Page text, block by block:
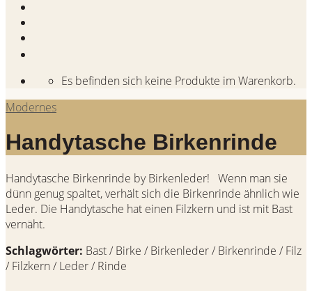
Es befinden sich keine Produkte im Warenkorb.
Modernes
Handytasche Birkenrinde
Handytasche Birkenrinde by Birkenleder! Wenn man sie
dünn genug spaltet, verhält sich die Birkenrinde ähnlich wie
Leder. Die Handytasche hat einen Filzkern und ist mit Bast
vernäht.
Schlagwörter: Bast / Birke / Birkenleder / Birkenrinde / Filz
/ Filzkern / Leder / Rinde